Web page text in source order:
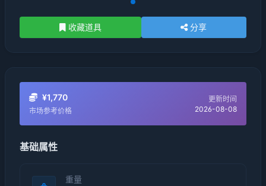
收藏道具 分享
¥1,770
市场参考价格
更新时间
2026-08-08
基础属性
重量